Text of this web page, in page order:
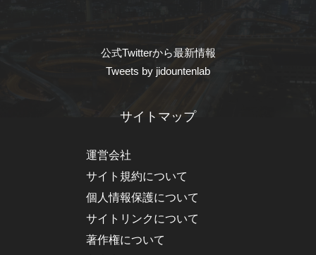
公式Twitterから最新情報
Tweets by jidountenlab
サイトマップ
運営会社
サイト規約について
個人情報保護について
サイトリンクについて
著作権について